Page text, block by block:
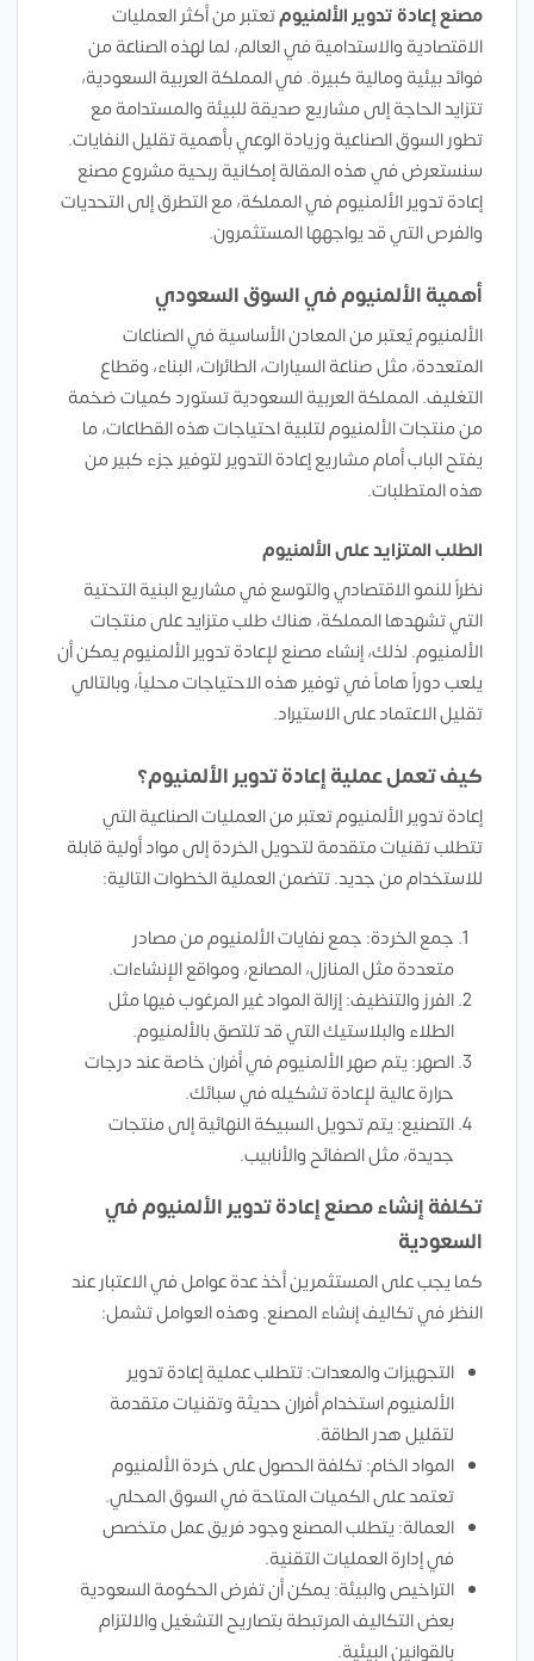
مصنع إعادة تدوير الألمنيومتعتبر من أكثر العمليات
الاقتصادية والاستدامية في العالم، لما لهذه الصناعة من
فوائد بيئية ومالية كبيرة. في المملكة العربية السعودية،
تتزايد الحاجة إلى مشاريع صديقة للبيئة والمستدامة مع
تطور السوق الصناعية وزيادة الوعي بأهمية تقليل النفايات.
سنستعرض في هذه المقالة إمكانية ربحية مشروع مصنع
إعادة تدوير الألمنيوم في المملكة، مع التطرق إلى التحديات
والفرص التي قد يواجهها المستثمرون.
أهمية الألمنيوم في السوق السعودي
الألمنيوم يُعتبر من المعادن الأساسية في الصناعات
المتعددة، مثل صناعة السيارات، الطائرات، البناء، وقطاع
التغليف. المملكة العربية السعودية تستورد كميات ضخمة
من منتجات الألمنيوم لتلبية احتياجات هذه القطاعات، ما
يفتح الباب أمام مشاريع إعادة التدوير لتوفير جزء كبير من
هذه المتطلبات.
الطلب المتزايد على الألمنيوم
نظراً للنمو الاقتصادي والتوسع في مشاريع البنية التحتية
التي تشهدها المملكة، هناك طلب متزايد على منتجات
الألمنيوم. لذلك، إنشاء مصنع لإعادة تدوير الألمنيوم يمكن أن
يلعب دوراً هاماً في توفير هذه الاحتياجات محلياً، وبالتالي
تقليل الاعتماد على الاستيراد.
كيف تعمل عملية إعادة تدوير الألمنيوم؟
إعادة تدوير الألمنيوم تعتبر من العمليات الصناعية التي
تتطلب تقنيات متقدمة لتحويل الخردة إلى مواد أولية قابلة
للاستخدام من جديد. تتضمن العملية الخطوات التالية:
جمع الخردة: جمع نفايات الألمنيوم من مصادر
متعددة مثل المنازل، المصانع، ومواقع الإنشاءات.
الفرز والتنظيف: إزالة المواد غير المرغوب فيها مثل
الطلاء والبلاستيك التي قد تلتصق بالألمنيوم.
الصهر: يتم صهر الألمنيوم في أفران خاصة عند درجات
حرارة عالية لإعادة تشكيله في سبائك.
التصنيع: يتم تحويل السبيكة النهائية إلى منتجات
جديدة، مثل الصفائح والأنابيب.
تكلفة إنشاء مصنع إعادة تدوير الألمنيوم في
السعودية
كما يجب على المستثمرين أخذ عدة عوامل في الاعتبار عند
النظر في تكاليف إنشاء المصنع. وهذه العوامل تشمل:
التجهيزات والمعدات: تتطلب عملية إعادة تدوير
الألمنيوم استخدام أفران حديثة وتقنيات متقدمة
لتقليل هدر الطاقة.
المواد الخام: تكلفة الحصول على خردة الألمنيوم
تعتمد على الكميات المتاحة في السوق المحلي.
العمالة: يتطلب المصنع وجود فريق عمل متخصص
في إدارة العمليات التقنية.
التراخيص والبيئة: يمكن أن تفرض الحكومة السعودية
بعض التكاليف المرتبطة بتصاريح التشغيل والالتزام
بالقوانين البيئية.